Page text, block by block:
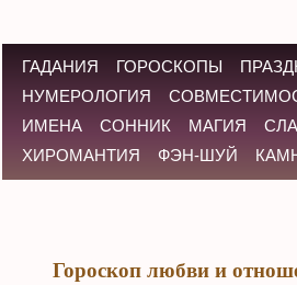
ГАДАНИЯ ГОРОСКОПЫ
НУМЕРОЛОГИЯ
ИМЕНА
СОННИК МАГИЯ
ХИРОМАНТИЯ
ФЭН-ШУЙ
Гороскоп любви и